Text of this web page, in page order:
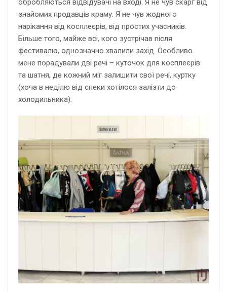
обробляються відвідувачі на вході. Я не чув скарг від
знайомих продавців краму. Я не чув жодного
нарікання від косплеєрів, від простих учасників.
Більше того, майже всі, кого зустрічав після
фестивалю, однозначно хвалили захід. Особливо
мене порадували дві речі – куточок для косплеєрів
та шатня, де кожний міг залишити свої речі, куртку
(хоча в неділю від спеки хотілося залізти до
холодильника).